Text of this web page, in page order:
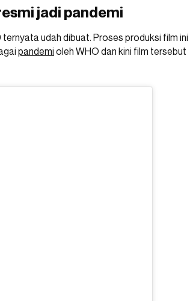
jadi pandemi
udah dibuat. Proses produksi film ini
pandemi oleh WHO dan kini film tersebut